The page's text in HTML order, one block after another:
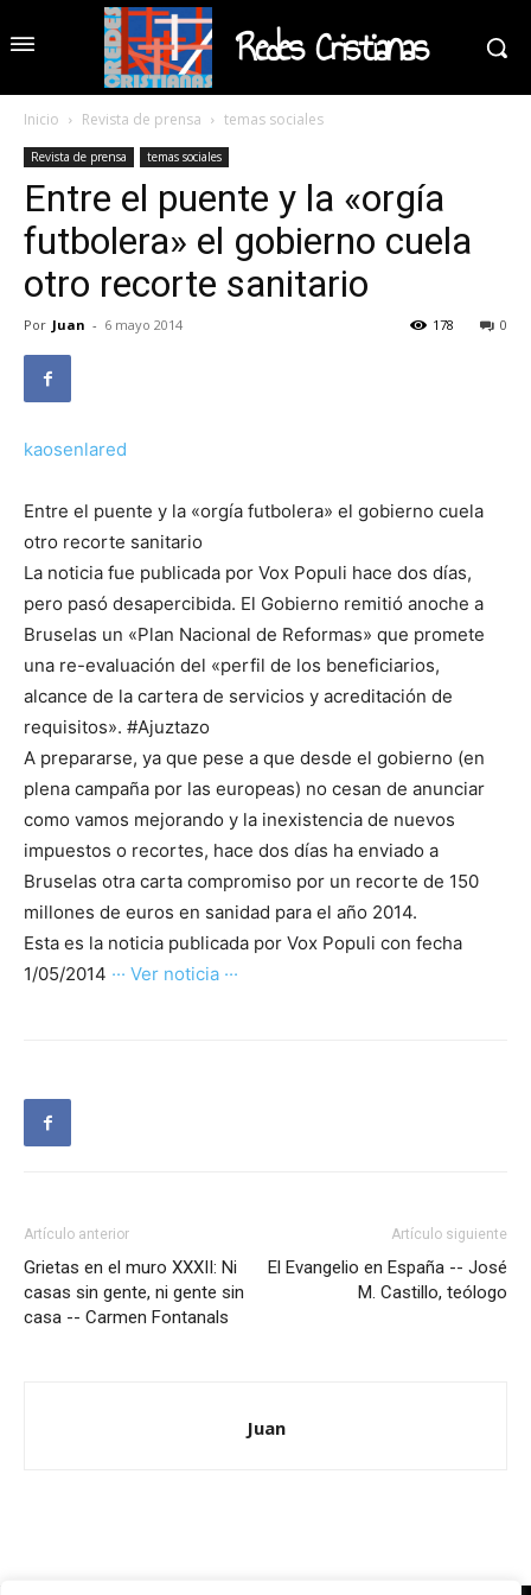
Redes Cristianas
Inicio Revista de prensa temas sociales
Revista de prensa temas sociales
Entre el puente y la «orgía
futbolera» el gobierno cuela
otro recorte sanitario
Por Juan - 6 mayo 2014 0
178
kaosenlared
Entre el puente y la «orgía futbolera» el gobierno cuela
otro recorte sanitario
La noticia fue publicada por Vox Populi hace dos días,
pero pasó desapercibida. El Gobierno remitió anoche a
Bruselas un «Plan Nacional de Reformas» que promete
una re-evaluación del «perfil de los beneficiarios,
alcance de la cartera de servicios y acreditación de
requisitos». #Ajuztazo
A prepararse, ya que pese a que desde el gobierno (en
plena campaña por las europeas) no cesan de anunciar
como vamos mejorando y la inexistencia de nuevos
impuestos o recortes, hace dos días ha enviado a
Bruselas otra carta compromiso por un recorte de 150
millones de euros en sanidad para el año 2014.
Esta es la noticia publicada por Vox Populi con fecha
1/05/2014 ··· Ver noticia ···
Artículo anterior
Grietas en el muro XXXII: Ni
casas sin gente, ni gente sin
casa -- Carmen Fontanals
Artículo siguiente
El Evangelio en España -- José
M. Castillo, teólogo
Juan